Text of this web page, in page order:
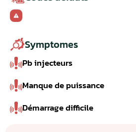
Symptomes
Pb injecteurs
Manque de puissance
Démarrage difficile